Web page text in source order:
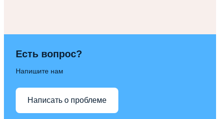
Есть вопрос?
Напишите нам
Написать о проблеме